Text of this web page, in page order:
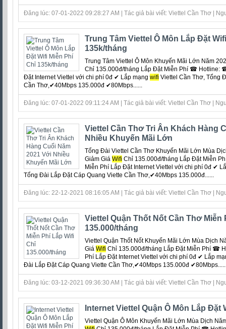
Đăng lúc: 07-01-2022 09:28:27 AM | Tác giả bài viết: Viettel Cần Thơ |
Trung Tâm Viettel Ô Môn Lắp Đặt
135k/tháng
Trung Tâm Viettel Ô Môn Khuyến Mãi Lớn Năm
Chỉ 135.000đ/tháng Lắp Đặt Miễn Phí ☎ Hotline:
Đặt Internet Viettel với chi phí 0đ ‎✔ Lắp mạng wifi Viettel Cần Thơ, Tổng
Cần Thơ,✔40Mbps 135.000đ ✔80Mbps......
Đăng lúc: 07-01-2022 09:11:24 AM | Tác giả bài viết: Viettel Cần Thơ |
Viettel Cần Thơ Tri Ân Khách Hàng
Nhiều Khuyến Mãi Lớn
Tổng Đài Viettel Cần Thơ Khuyến Mãi Lớn Mùa
Giảm Giá Wifi Chỉ 135.000đ/tháng Lắp Đặt Miễn
Miễn Phí Lắp Đặt Internet Viettel với chi phí 0đ ‎✔
Tổng Đài Lắp Đặt Cáp Quang Viette Cần Thơ,✔40Mbps 135.000đ......
Đăng lúc: 22-12-2021 08:16:05 AM | Tác giả bài viết: Viettel Cần Thơ |
Viettel Quận Thốt Nốt Cần Thơ Miễn
135.000/tháng
Viettel Quận Thốt Nốt Khuyến Mãi Lớn Mùa Dịch
Giá Wifi Chỉ 135.000đ/tháng Lắp Đặt Miễn Phí ☎
Phí Lắp Đặt Internet Viettel với chi phí 0đ ‎✔ Lắp
Đài Lắp Đặt Cáp Quang Viette Cần Thơ,✔40Mbps 135.000đ
Đăng lúc: 03-12-2021 09:36:30 AM | Tác giả bài viết: Viettel Cần Thơ |
Internet Viettel Quận Ô Môn Lắp Đặt
Viettel Quận Ô Môn Khuyến Mãi Lớn Mùa Dịch